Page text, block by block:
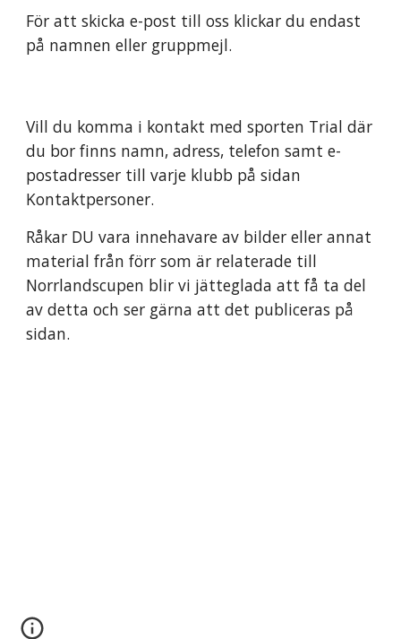
För att skicka e-post till oss klickar du endast
på namnen eller gruppmejl.
Vill du komma i kontakt med sporten Trial där
du bor finns namn, adress, telefon samt e-
postadresser till varje klubb på sidan
Kontaktpersoner.
Råkar DU vara innehavare av bilder eller annat
material från förr som är relaterade till
Norrlandscupen blir vi jätteglada att få ta del
av detta och ser gärna att det publiceras på
sidan.